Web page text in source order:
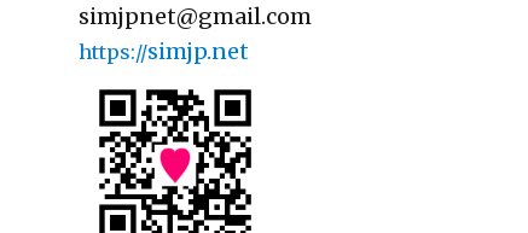
simjpnet@gmail.com
https://simjp.net